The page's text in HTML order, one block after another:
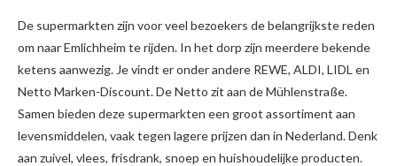
De supermarkten zijn voor veel bezoekers de belangrijkste reden
om naar Emlichheim te rijden. In het dorp zijn meerdere bekende
ketens aanwezig. Je vindt er onder andere REWE, ALDI, LIDL en
Netto Marken-Discount. De Netto zit aan de Mühlenstraße.
Samen bieden deze supermarkten een groot assortiment aan
levensmiddelen, vaak tegen lagere prijzen dan in Nederland. Denk
aan zuivel, vlees, frisdrank, snoep en huishoudelijke producten.